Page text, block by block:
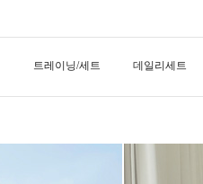
트레이닝/세트 데일리세트